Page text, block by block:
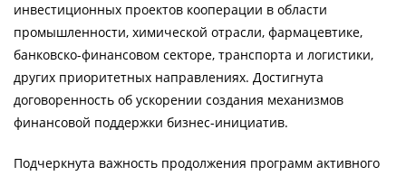
инвестиционных проектов кооперации в области
промышленности, химической отрасли, фармацевтике,
банковско-финансовом секторе, транспорта и логистики,
других приоритетных направлениях. Достигнута
договоренность об ускорении создания механизмов
финансовой поддержки бизнес-инициатив.
Подчеркнута важность продолжения программ активного